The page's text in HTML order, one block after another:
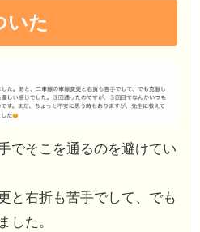
いた
でそこを通るのを避けてい
と右折も苦手でして、でも
した。